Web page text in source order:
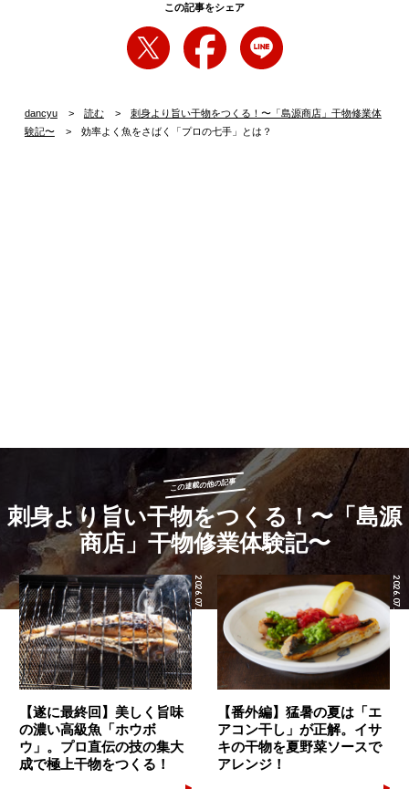
この記事をシェア
dancyu 読む
刺身より旨い干物をつくる！〜「島源商店」干物修業体
験記〜
効率よく魚をさばく「プロの七手」とは？
この連載の他の記事
刺身より旨い干物をつくる！〜「島源
商店」干物修業体験記〜
2026.07.24
【遂に最終回】美しく旨味
の濃い高級魚「ホウボ
ウ」。プロ直伝の技の集大
成で極上干物をつくる！
2026.07.17
【番外編】猛暑の夏は「エ
アコン干し」が正解。イサ
キの干物を夏野菜ソースで
アレンジ！